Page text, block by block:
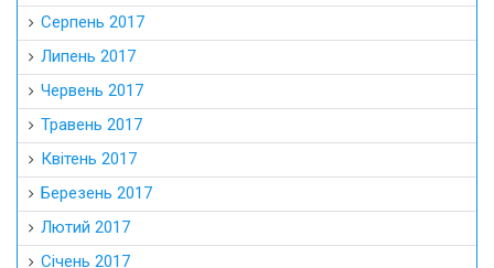
Серпень 2017
Липень 2017
Червень 2017
Травень 2017
Квітень 2017
Березень 2017
Лютий 2017
Січень 2017